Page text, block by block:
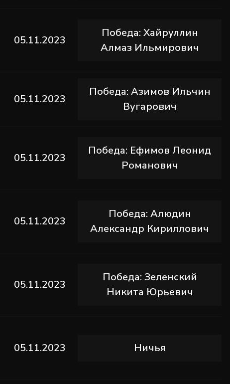
05.11.2023
Победа: Хайруллин
Алмаз Ильмирович
05.11.2023
Победа: Азимов Ильчин
Вугарович
05.11.2023
Победа: Ефимов Леонид
Романович
05.11.2023
Победа: Алюдин
Александр Кириллович
05.11.2023
Победа: Зеленский
Никита Юрьевич
05.11.2023 Ничья